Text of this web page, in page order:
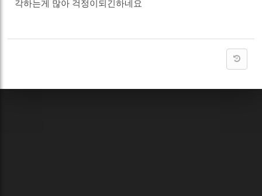
각하는게 많아 걱정이되긴하네요